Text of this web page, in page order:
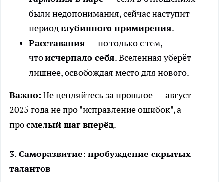
были недопонимания, сейчас наступит
периодглубинного примирения.
Расставания— но только с тем,
чтоисчерпало себя. Вселенная уберёт
лишнее, освобождая место для нового.
Важно: Не цепляйтесь за прошлое — август
2025 года не про "исправление ошибок", а
просмелый шаг вперёд.
3. Саморазвитие: пробуждение скрытых
талантов